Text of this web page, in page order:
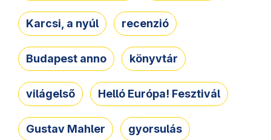
Karcsi, a nyúl recenzió
Budapest anno könyvtár
világelső Helló Európa! Fesztivál
Gustav Mahler gyorsulás